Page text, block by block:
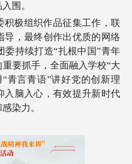
围。
积极组织作品征集工作，联
导，最终创作出优质的网络
委持续打造“扎根中国”青年
要抓手，全面融入学校“大
青言青语”讲好党的创新理
入脑入心，有效提升新时代
染力。